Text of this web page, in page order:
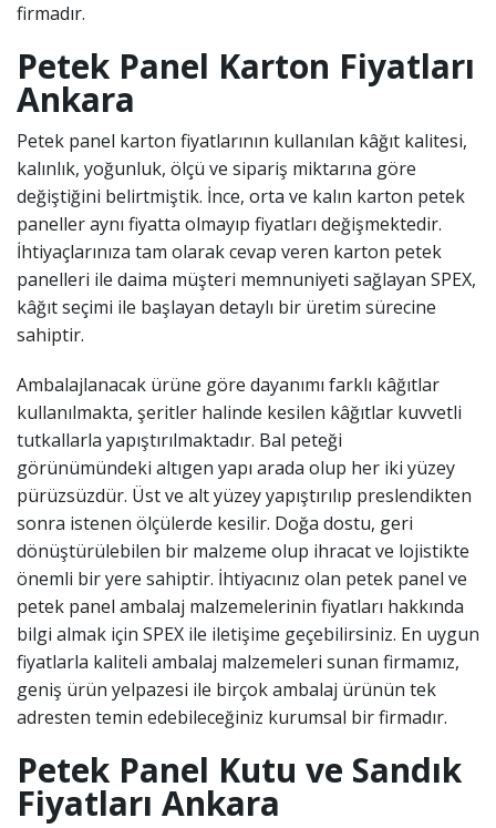
firmadır.
Petek Panel Karton Fiyatları
Ankara
Petek panel karton fiyatlarının kullanılan kâğıt kalitesi,
kalınlık, yoğunluk, ölçü ve sipariş miktarına göre
değiştiğini belirtmiştik. İnce, orta ve kalın karton petek
paneller aynı fiyatta olmayıp fiyatları değişmektedir.
İhtiyaçlarınıza tam olarak cevap veren karton petek
panelleri ile daima müşteri memnuniyeti sağlayan SPEX,
kâğıt seçimi ile başlayan detaylı bir üretim sürecine
sahiptir.
Ambalajlanacak ürüne göre dayanımı farklı kâğıtlar
kullanılmakta, şeritler halinde kesilen kâğıtlar kuvvetli
tutkallarla yapıştırılmaktadır. Bal peteği
görünümündeki altıgen yapı arada olup her iki yüzey
pürüzsüzdür. Üst ve alt yüzey yapıştırılıp preslendikten
sonra istenen ölçülerde kesilir. Doğa dostu, geri
dönüştürülebilen bir malzeme olup ihracat ve lojistikte
önemli bir yere sahiptir. İhtiyacınız olan petek panel ve
petek panel ambalaj malzemelerinin fiyatları hakkında
bilgi almak için SPEX ile iletişime geçebilirsiniz. En uygun
fiyatlarla kaliteli ambalaj malzemeleri sunan firmamız,
geniş ürün yelpazesi ile birçok ambalaj ürünün tek
adresten temin edebileceğiniz kurumsal bir firmadır.
Petek Panel Kutu ve Sandık
Fiyatları Ankara